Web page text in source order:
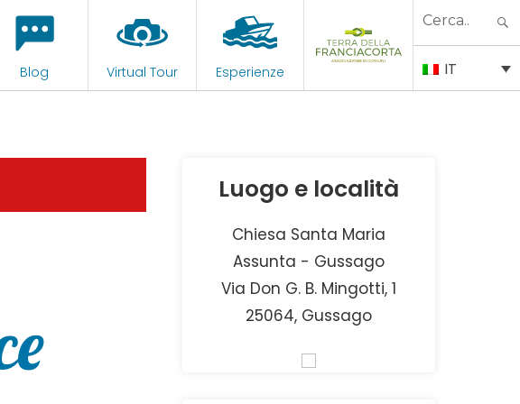
Blog Virtual Tour Esperienze
Search
IT
Luogo e località
Chiesa Santa Maria
Assunta - Gussago
Via Don G. B. Mingotti, 1
25064, Gussago